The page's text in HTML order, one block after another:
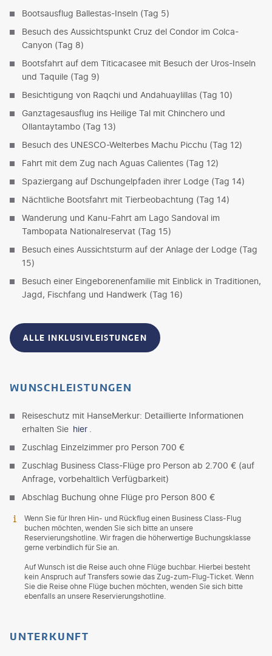
Bootsausflug Ballestas-Inseln (Tag 5)
Besuch des Aussichtspunkt Cruz del Condor im Colca-
Canyon (Tag 8)
Bootsfahrt auf dem Titicacasee mit Besuch der Uros-Inseln
und Taquile (Tag 9)
Besichtigung von Raqchi und Andahuaylillas (Tag 10)
Ganztagesausflug ins Heilige Tal mit Chinchero und
Ollantaytambo (Tag 13)
Besuch des UNESCO-Welterbes Machu Picchu (Tag 12)
Fahrt mit dem Zug nach Aguas Calientes (Tag 12)
Spaziergang auf Dschungelpfaden ihrer Lodge (Tag 14)
Nächtliche Bootsfahrt mit Tierbeobachtung (Tag 14)
Wanderung und Kanu-Fahrt am Lago Sandoval im
Tambopata Nationalreservat (Tag 15)
Besuch eines Aussichtsturm auf der Anlage der Lodge (Tag
15)
Besuch einer Eingeborenenfamilie mit Einblick in Traditionen,
Jagd, Fischfang und Handwerk (Tag 16)
ALLE INKLUSIVLEISTUNGEN
WUNSCHLEISTUNGEN
Reiseschutz mit HanseMerkur: Detaillierte Informationen
erhalten Sie hier
Zuschlag Einzelzimmer pro Person 700 €
Zuschlag Business Class-Flüge pro Person ab 2.700 € (auf
Anfrage, vorbehaltlich Verfügbarkeit)
Abschlag Buchung ohne Flüge pro Person 800 €
Wenn Sie für Ihren Hin- und Rückflug einen Business Class-Flug
buchen möchten, wenden Sie sich bitte an unsere
Reservierungshotline. Wir fragen die höherwertige Buchungsklasse
gerne verbindlich für Sie an.
Auf Wunsch ist die Reise auch ohne Flüge buchbar. Hierbei besteht
kein Anspruch auf Transfers sowie das Zug-zum-Flug-Ticket. Wenn
Sie die Reise ohne Flüge buchen möchten, wenden Sie sich bitte
ebenfalls an unsere Reservierungshotline.
UNTERKUNFT